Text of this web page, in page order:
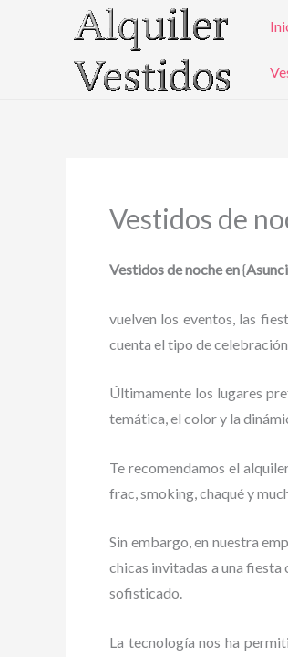
Vestidos de
Vestidos de noche en{
vuelven los eventos, las
cuenta el tipo de
Últimamente los lugares
temática, el color y la
Te recomendamos el
frac, smoking, chaqué y
Sin embargo, en nuestra
chicas invitadas a una
sofisticado.
La tecnología nos ha